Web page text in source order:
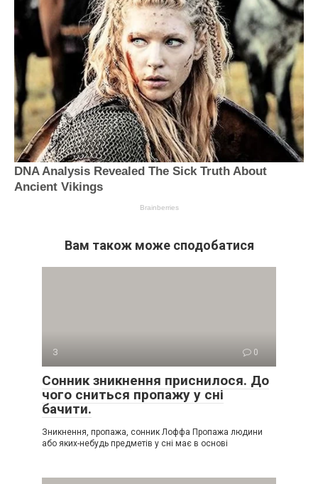
Вам також може сподобатися
З 0
Сонник зникнення приснилося. До
чого сниться пропажу у сні
бачити.
Зникнення, пропажа, сонник Лоффа Пропажа людини
або яких-небудь предметів у сні має в основі